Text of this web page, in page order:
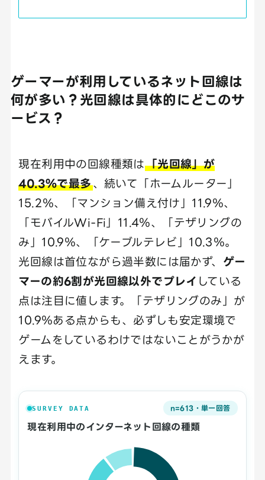
ゲーマーが利用しているネット回線は
何が多い？光回線は具体的にどこのサ
ービス？
現在利用中の回線種類は「光回線」が
40.3％で最多、続いて「ホームルーター」
15.2％、「マンション備え付け」11.9％、
「モバイルWi-Fi」11.4％、「テザリングの
み」10.9％、「ケーブルテレビ」10.3％。
光回線は首位ながら過半数には届かず、 ゲー
マーの約6割が光回線以外でプレイ している
点は注目に値します。「テザリングのみ」が
10.9％ある点からも、必ずしも安定環境で
ゲームをしているわけではないことがうかが
えます。
SURVEY DATA n=613・単一回答
現在利用中のインターネット回線の種類